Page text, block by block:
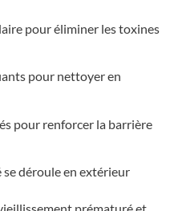
pour éliminer les toxines
pour nettoyer en
pour renforcer la barrière
déroule en extérieur